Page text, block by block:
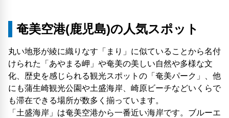
奄美空港(鹿児島)の人気スポット
丸い地形が綾に織りなす「まり」に似ていることから名付
けられた「あやまる岬」や奄美の美しい自然や多様な文
化、歴史を感じられる観光スポットの「奄美パーク」、他
にも蒲生崎観光公園や土盛海岸、崎原ビーチなどいくらで
も滞在できる場所が数多く揃っています。
「土盛海岸」は奄美空港から一番近い海岸です。ブルーエ